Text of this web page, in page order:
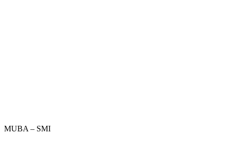
MUBA – SMI